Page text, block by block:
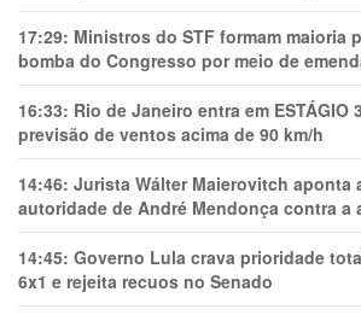
17:29: Ministros do STF formam maioria
bomba do Congresso por meio de
16:33: Rio de Janeiro entra em ESTÁGIO
previsão de ventos acima de 90 km/h
14:46: Jurista Wálter Maierovitch aponta
autoridade de André Mendonça contra a
14:45: Governo Lula crava prioridade
6x1 e rejeita recuos no Senado